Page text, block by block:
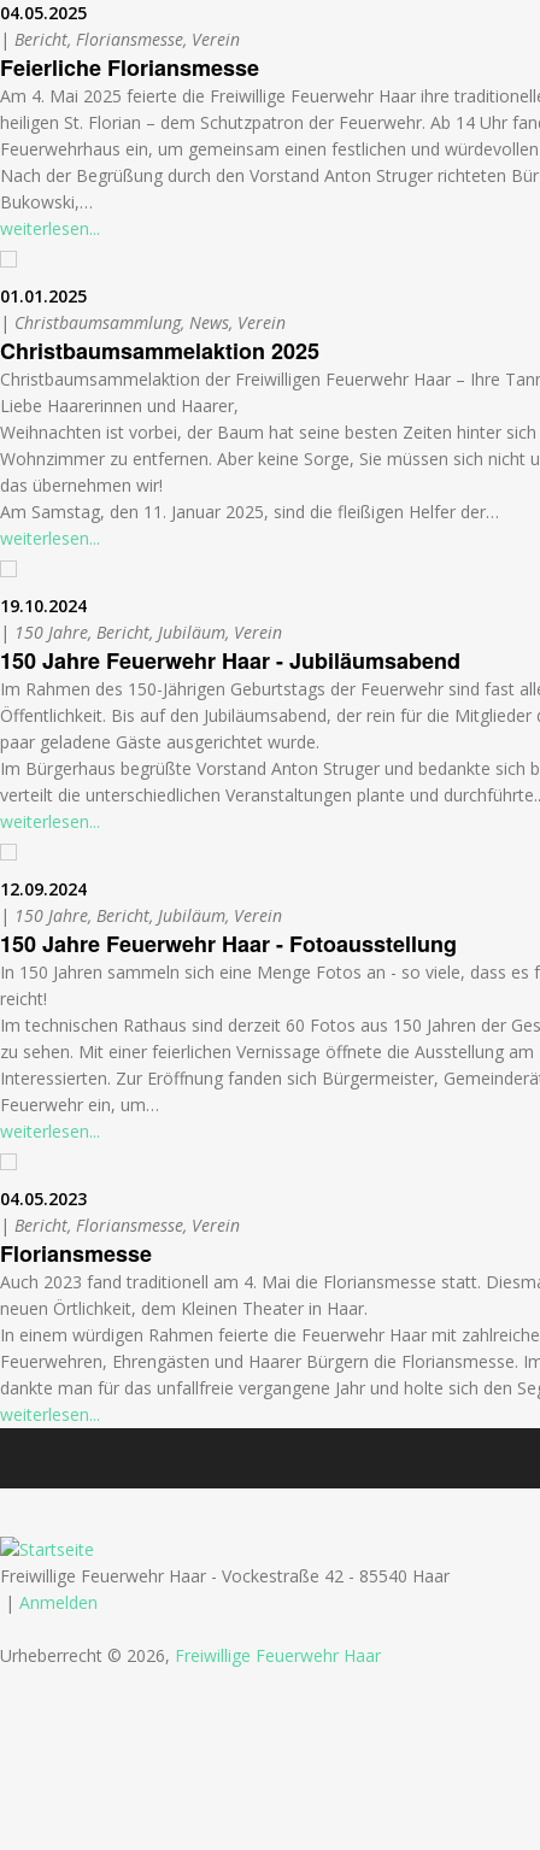
04.05.2025
| Bericht, Floriansmesse, Verein
Feierliche Floriansmesse
Am 4. Mai 2025 feierte die Freiwillige Feuerwehr Haar ihre
heiligen St. Florian – dem Schutzpatron der Feuerwehr. Ab 14 Uhr
Feuerwehrhaus ein, um gemeinsam einen festlichen und
Nach der Begrüßung durch den Vorstand Anton Struger richteten
Bukowski,…
weiterlesen...
01.01.2025
| Christbaumsammlung, News, Verein
Christbaumsammelaktion 2025
Christbaumsammelaktion der Freiwilligen Feuerwehr Haar – Ihre
Liebe Haarerinnen und Haarer,
Weihnachten ist vorbei, der Baum hat seine besten Zeiten hinter
Wohnzimmer zu entfernen. Aber keine Sorge, Sie müssen sich nicht
das übernehmen wir!
Am Samstag, den 11. Januar 2025, sind die fleißigen Helfer der…
weiterlesen...
19.10.2024
| 150 Jahre, Bericht, Jubiläum, Verein
150 Jahre Feuerwehr Haar - Jubiläumsabend
Im Rahmen des 150-Jährigen Geburtstags der Feuerwehr sind fast
Öffentlichkeit. Bis auf den Jubiläumsabend, der rein für die
paar geladene Gäste ausgerichtet wurde.
Im Bürgerhaus begrüßte Vorstand Anton Struger und bedankte sich
verteilt die unterschiedlichen Veranstaltungen plante und
weiterlesen...
12.09.2024
| 150 Jahre, Bericht, Jubiläum, Verein
150 Jahre Feuerwehr Haar - Fotoausstellung
In 150 Jahren sammeln sich eine Menge Fotos an - so viele, dass es
reicht!
Im technischen Rathaus sind derzeit 60 Fotos aus 150 Jahren der
zu sehen. Mit einer feierlichen Vernissage öffnete die Ausstellung
Interessierten. Zur Eröffnung fanden sich Bürgermeister,
Feuerwehr ein, um…
weiterlesen...
04.05.2023
| Bericht, Floriansmesse, Verein
Floriansmesse
Auch 2023 fand traditionell am 4. Mai die Floriansmesse statt.
neuen Örtlichkeit, dem Kleinen Theater in Haar.
In einem würdigen Rahmen feierte die Feuerwehr Haar mit
Feuerwehren, Ehrengästen und Haarer Bürgern die Floriansmesse.
dankte man für das unfallfreie vergangene Jahr und holte sich den
weiterlesen...
Freiwillige Feuerwehr Haar - Vockestraße 42 - 85540 Haar
| Anmelden
Urheberrecht © 2026, Freiwillige Feuerwehr Haar